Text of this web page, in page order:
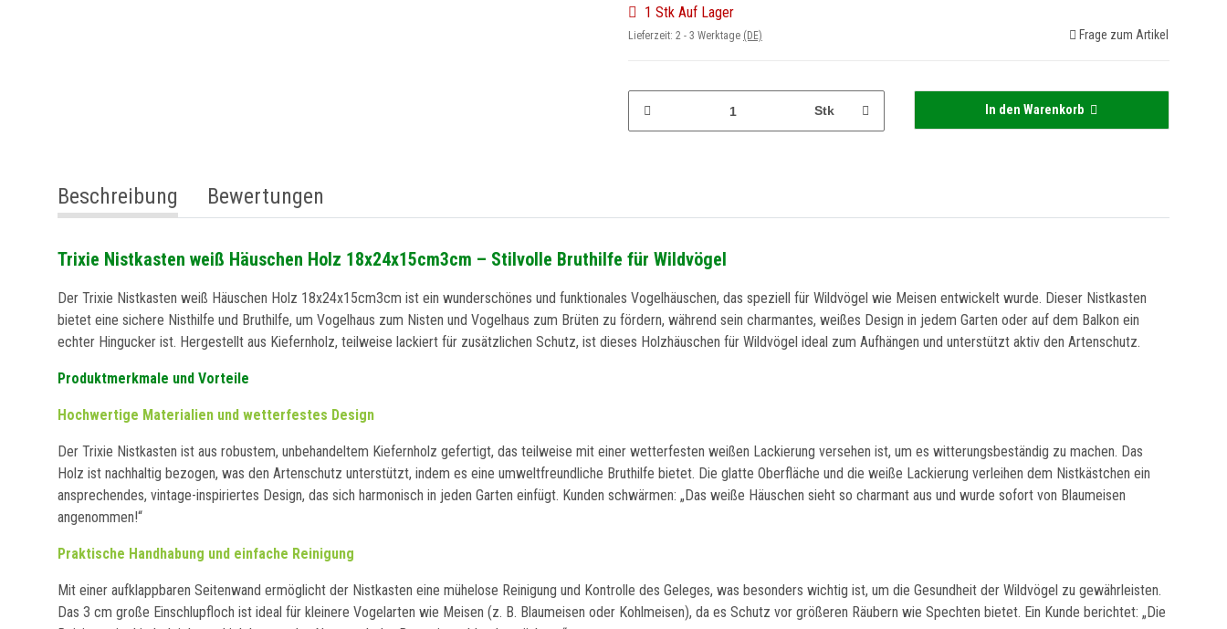
1 Stk Auf Lager
Lieferzeit: 2 - 3 Werktage (DE) Frage zum Artikel
Stk In den Warenkorb
weitere Registerkarten anzeigen
Beschreibung Bewertungen
Trixie Nistkasten weiß Häuschen Holz 18x24x15cm3cm – Stilvolle Bruthilfe für Wildvögel
Der Trixie Nistkasten weiß Häuschen Holz 18x24x15cm3cm ist ein wunderschönes und funktionales Vogelhäuschen, das speziell für Wildvögel wie Meisen entwickelt wurde. Dieser Nistkasten
bietet eine sichere Nisthilfe und Bruthilfe, um Vogelhaus zum Nisten und Vogelhaus zum Brüten zu fördern, während sein charmantes, weißes Design in jedem Garten oder auf dem Balkon ein
echter Hingucker ist. Hergestellt aus Kiefernholz, teilweise lackiert für zusätzlichen Schutz, ist dieses Holzhäuschen für Wildvögel ideal zum Aufhängen und unterstützt aktiv den Artenschutz.
Produktmerkmale und Vorteile
Hochwertige Materialien und wetterfestes Design
Der Trixie Nistkasten ist aus robustem, unbehandeltem Kiefernholz gefertigt, das teilweise mit einer wetterfesten weißen Lackierung versehen ist, um es witterungsbeständig zu machen. Das
Holz ist nachhaltig bezogen, was den Artenschutz unterstützt, indem es eine umweltfreundliche Bruthilfe bietet. Die glatte Oberfläche und die weiße Lackierung verleihen dem Nistkästchen ein
ansprechendes, vintage-inspiriertes Design, das sich harmonisch in jeden Garten einfügt. Kunden schwärmen: „Das weiße Häuschen sieht so charmant aus und wurde sofort von Blaumeisen
angenommen!“
Praktische Handhabung und einfache Reinigung
Mit einer aufklappbaren Seitenwand ermöglicht der Nistkasten eine mühelose Reinigung und Kontrolle des Geleges, was besonders wichtig ist, um die Gesundheit der Wildvögel zu gewährleisten.
Das 3 cm große Einschlupfloch ist ideal für kleinere Vogelarten wie Meisen (z. B. Blaumeisen oder Kohlmeisen), da es Schutz vor größeren Räubern wie Spechten bietet. Ein Kunde berichtet: „Die